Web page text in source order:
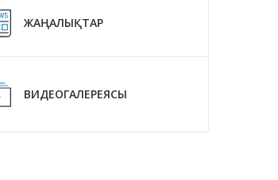
ЖАҢАЛЫҚТАР
ВИДЕОГАЛЕРЕЯСЫ